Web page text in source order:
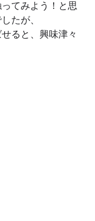
てみよう！と思
たが、
ると、興味津々